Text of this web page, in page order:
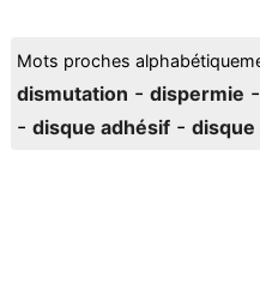
Mots proches
dismutation - dispermie
- disque adhésif- disque